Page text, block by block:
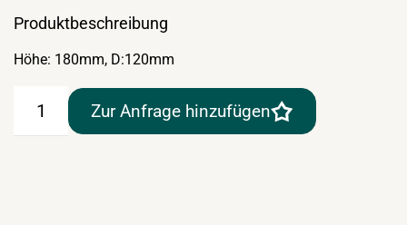
Produktbeschreibung
Höhe: 180mm, D:120mm
Weinkühler
Zur Anfrage hinzufügen